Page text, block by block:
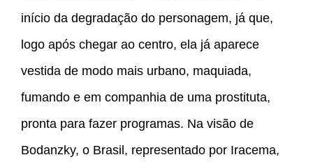
início da degradação do personagem, já que,
logo após chegar ao centro, ela já aparece
vestida de modo mais urbano, maquiada,
fumando e em companhia de uma prostituta,
pronta para fazer programas. Na visão de
Bodanzky, o Brasil, representado por Iracema,